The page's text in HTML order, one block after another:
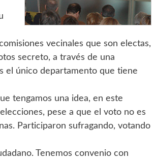
vecinales que son electas,
secreto, a través de una
el único departamento que tiene
tengamos una idea, en este
pese a que el voto no es
Participaron sufragando, votando
Tenemos convenio con